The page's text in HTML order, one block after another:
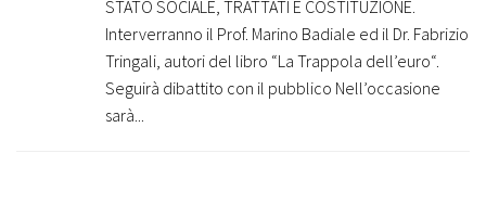
STATO SOCIALE, TRATTATI E COSTITUZIONE.
Interverranno il Prof. Marino Badiale ed il Dr. Fabrizio
Tringali, autori del libro “La Trappola dell’euro“.
Seguirà dibattito con il pubblico Nell’occasione
sarà...